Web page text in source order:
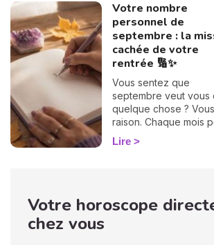
Votre nombre
personnel de
septembre : la
cachée de votre
rentrée 🔢✨
Vous sentez que
septembre veut vous
quelque chose ?
raison. Chaque mois
une vibration rien que
vous, et il suffit d'un
personnel, puis votre
mission de
Lire
Votre horoscope
chez vous